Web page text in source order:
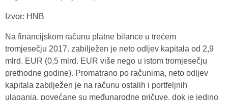
Izvor: HNB
Na financijskom računu platne bilance u trećem
tromjesečju 2017. zabilježen je neto odljev kapitala od 2,9
mlrd. EUR (0,5 mlrd. EUR više nego u istom tromjesečju
prethodne godine). Promatrano po računima, neto odljev
kapitala zabilježen je na računu ostalih i portfeljnih
ulaganja, povećane su međunarodne pričuve, dok je jedino